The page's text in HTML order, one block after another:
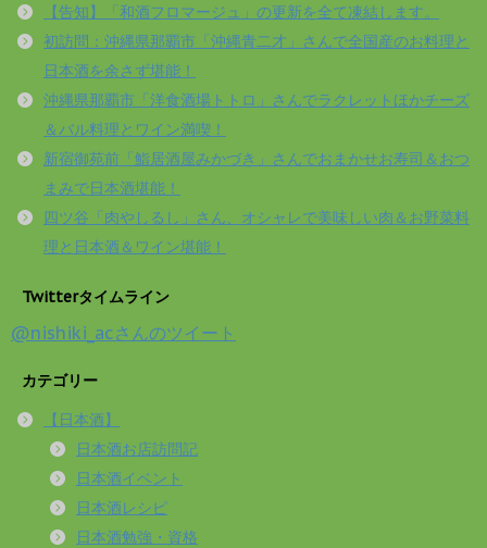
【告知】「和酒フロマージュ」の更新を全て凍結します。
初訪問：沖縄県那覇市「沖縄青二才」さんで全国産のお料理と
日本酒を余さず堪能！
沖縄県那覇市「洋食酒場トトロ」さんでラクレットほかチーズ
＆バル料理とワイン満喫！
新宿御苑前「鮨居酒屋みかづき」さんでおまかせお寿司＆おつ
まみで日本酒堪能！
四ツ谷「肉やしるし」さん、オシャレで美味しい肉＆お野菜料
理と日本酒＆ワイン堪能！
Twitterタイムライン
@nishiki_acさんのツイート
カテゴリー
【日本酒】
日本酒お店訪問記
日本酒イベント
日本酒レシピ
日本酒勉強・資格